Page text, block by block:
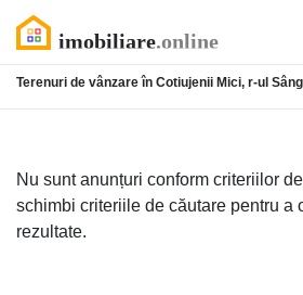
Terenuri de vânzare în Cotiujenii Mici, r-ul
Nu sunt anunțuri conform criteriilor
schimbi criteriile de căutare pentru a
rezultate.